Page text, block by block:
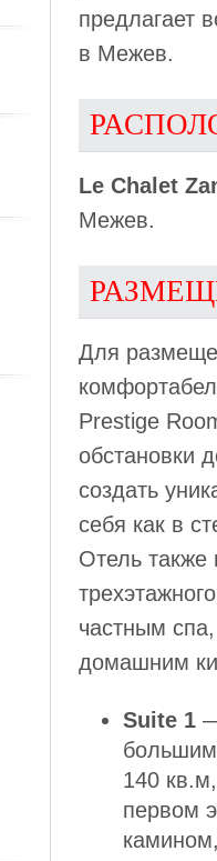
предлагает
в Межев.
Le Chalet
Межев.
Для
Prestige
обстановки
создать
себя как в
Отель также
частным
домашним
Suite 1
140
первом